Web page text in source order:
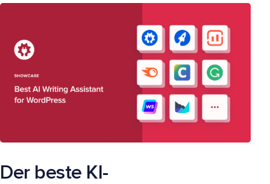
Der beste KI-